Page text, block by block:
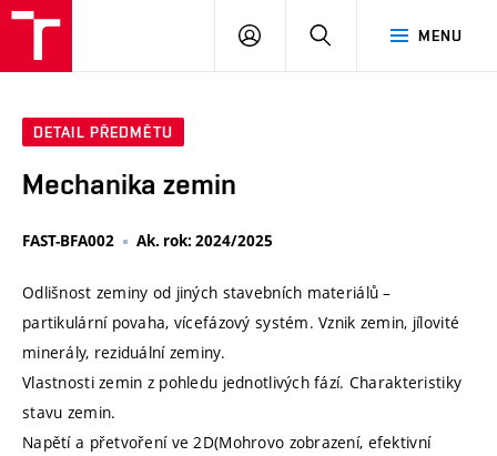
MENU
PŘIHLÁSIT
DETAIL PŘEDMĚTU
Mechanika zemin
FAST-BFA002 Ak. rok: 2024/2025
Odlišnost zeminy od jiných stavebních materiálů –
partikulární povaha, vícefázový systém. Vznik zemin, jílovité
minerály, reziduální zeminy.
Vlastnosti zemin z pohledu jednotlivých fází. Charakteristiky
stavu zemin.
Napětí a přetvoření ve 2D(Mohrovo zobrazení, efektivní